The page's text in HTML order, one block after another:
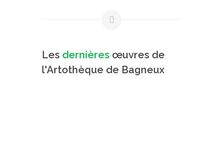
Les dernières œuvres de
l'Artothèque de Bagneux